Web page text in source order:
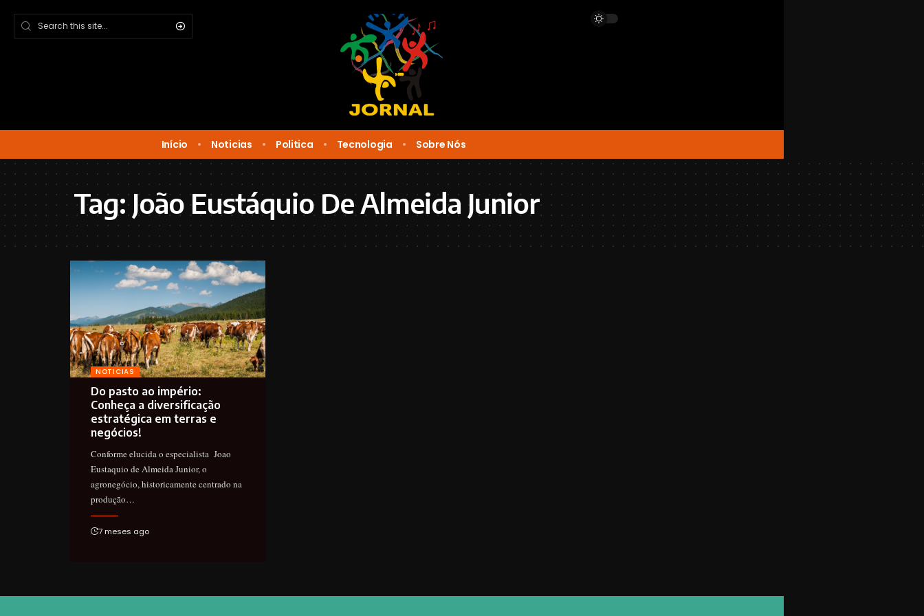
Início Noticias Politica Tecnologia Sobre Nós
Tag:João Eustáquio De Almeida Junior
NOTICIAS
Do pasto ao império:
Conheça a diversificação
estratégica em terras e
negócios!
Conforme elucida o especialista Joao
Eustaquio de Almeida Junior, o
agronegócio, historicamente centrado na
produção…
7 meses ago